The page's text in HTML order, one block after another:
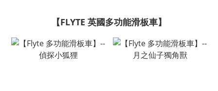
【FLYTE 英國多功能滑板車】